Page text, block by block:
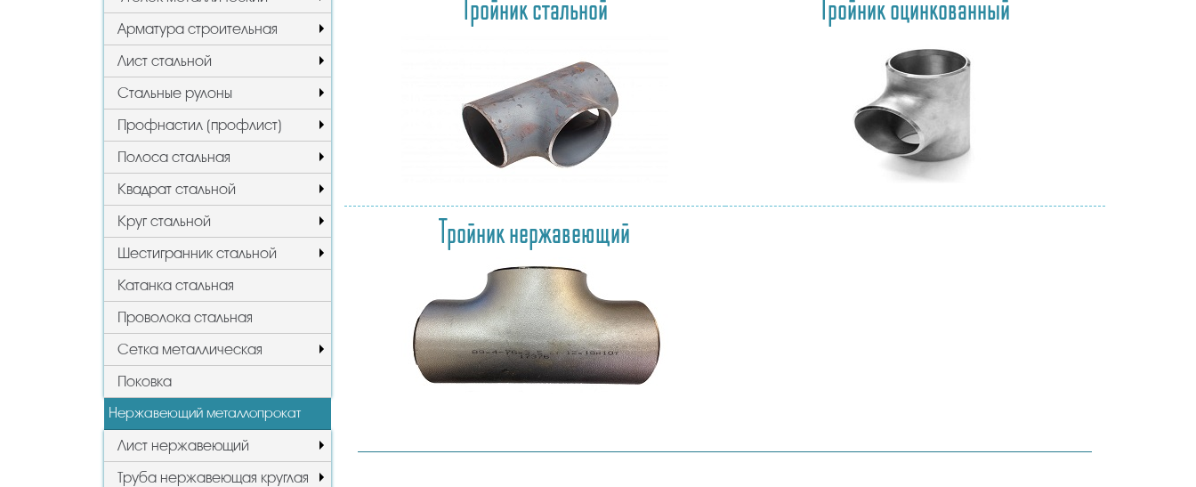
Арматура строительная
Лист стальной
Стальные рулоны
Профнастил (профлист)
Полоса стальная
Квадрат стальной
Круг стальной
Шестигранник стальной
Катанка стальная
Проволока стальная
Сетка металлическая
Поковка
Нержавеющий металлопрокат
Лист нержавеющий
Труба нержавеющая круглая
Тройник нержавеющий